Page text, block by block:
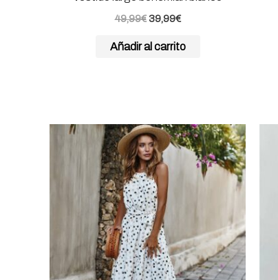
49,99€ 39,99€
Añadir al carrito
Este
producto
tiene
múltiples
variantes.
Las
opciones
se